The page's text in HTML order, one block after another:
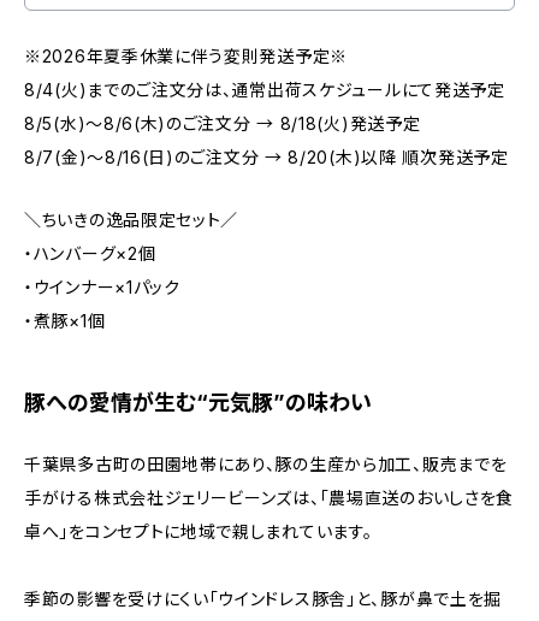
※2026年夏季休業に伴う変則発送予定※
8/4(火)までのご注文分は、通常出荷スケジュールにて発送予定
8/5(水)～8/6(木)のご注文分 → 8/18(火)発送予定
8/7(金)～8/16(日)のご注文分 → 8/20(木)以降 順次発送予定
＼ちいきの逸品限定セット／
・ハンバーグ×2個
・ウインナー×1パック
・煮豚×1個
豚への愛情が生む“元気豚”の味わい
千葉県多古町の田園地帯にあり、豚の生産から加工、販売までを
手がける株式会社ジェリービーンズは、「農場直送のおいしさを食
卓へ」をコンセプトに地域で親しまれています。
季節の影響を受けにくい「ウインドレス豚舎」と、豚が鼻で土を掘